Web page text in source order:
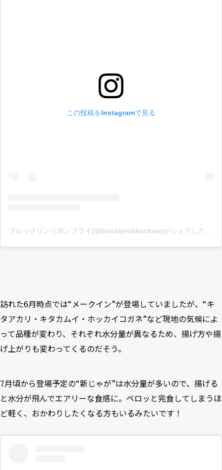
この投稿をInstagramで見る
ブルックリンリボンフライ(@brooklynribbonfries)がシェアした投稿
訪れた6月時点では“メークイン”が登場していましたが、“キ
タアカリ・キタカムイ・ホッカイコガネ”など現地の気候によ
って品種が変わり、それぞれ水分量が異なるため、揚げ方や揚
げ上がりも変わってくるのだそう。
7月頃から登場予定の“新じゃが”は水分量が多いので、揚げる
と水分が飛んでエアリーな食感に。ペロッと完食してしまうほ
ど軽く、おかわりしたくなる方もいるみたいです！